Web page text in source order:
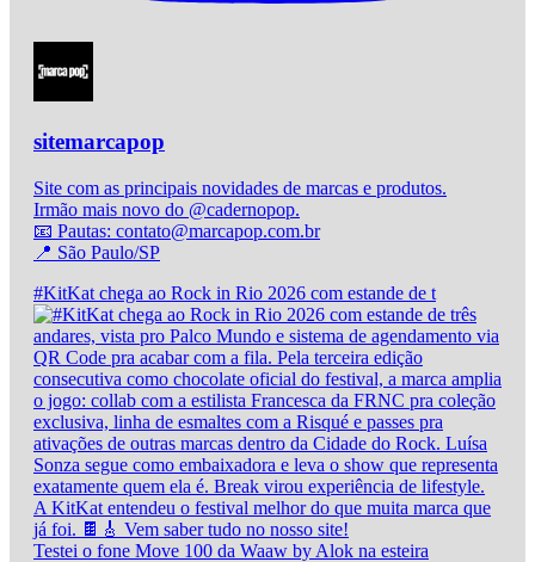
sitemarcapop
Site com as principais novidades de marcas e produtos.
Irmão mais novo do @cadernopop.
📧 Pautas: contato@marcapop.com.br
📍 São Paulo/SP
#KitKat chega ao Rock in Rio 2026 com estande de t
Testei o fone Move 100 da Waaw by Alok na esteira